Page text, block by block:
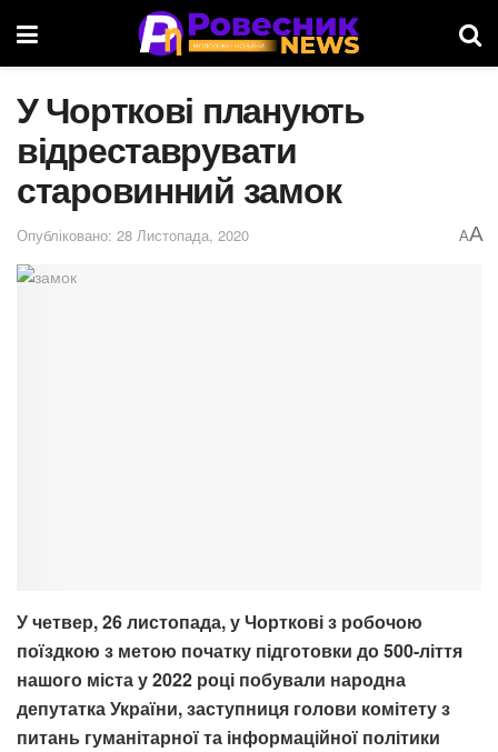
У Чорткові планують
відреставрувати
старовинний замок
Опубліковано: 28 Листопада, 2020 AA
У четвер, 26 листопада, у Чорткові з робочою
поїздкою з метою початку підготовки до 500-ліття
нашого міста у 2022 році побували народна
депутатка України, заступниця голови комітету з
питань гуманітарної та інформаційної політики